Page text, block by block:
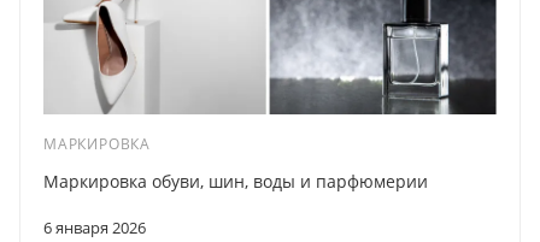
МАРКИРОВКА
6 января 2026
Маркировка обуви, шин, воды и парфюмерии